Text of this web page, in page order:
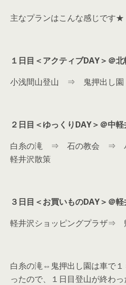
主なプランはこんな感じです★
１日目＜アクティブDAY＞＠
小浅間山登山 ⇒ 鬼押出し
２日目＜ゆっくりDAY＞＠中軽
白糸の滝 ⇒ 石の教会 ⇒
軽井沢散策
３日目＜お買いものDAY＞＠
軽井沢ショッピングプラザ⇒
白糸の滝⇔鬼押出し園は車で
ったので、１日目登山が終わ